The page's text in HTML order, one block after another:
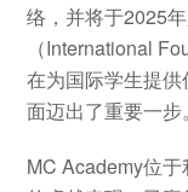
络，并将于2025
（International
在为国际学生提
面迈出了重要一步。
MC Academy位